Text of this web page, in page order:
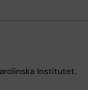
Institutet.